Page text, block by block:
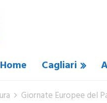
Home Cagliari
Giornate Europee del